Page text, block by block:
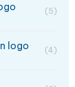
(5)
logo (4)